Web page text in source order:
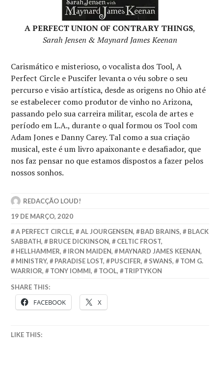
A PERFECT UNION OF CONTRARY THINGS,
Sarah Jensen & Maynard James Keenan
Carismático e misterioso, o vocalista dos Tool, A
Perfect Circle e Puscifer levanta o véu sobre o seu
percurso e visão artística, desde as origens no Ohio até
se estabelecer como produtor de vinho no Arizona,
passando pelo sua carreira militar, escola de artes e
período em L.A., durante o qual formou os Tool com
Adam Jones e Danny Carey. Tal como a sua criação
musical, este é um livro apaixonante e desafiador, que
nos faz pensar no que estamos dispostos a fazer pelos
nossos sonhos.
REDACÇÃO LOUD!
19 DE MARÇO, 2020
A PERFECT CIRCLE, AL JOURGENSEN, BAD BRAINS,
BLACK
SABBATH, BRUCE DICKINSON, CELTIC FROST,
HELLHAMMER, IRON MAIDEN, MAYNARD JAMES KEENAN,
MINISTRY, PARADISE LOST, PUSCIFER, SWANS,
TOM G.
WARRIOR, TONY IOMMI, TOOL, TRIPTYKON
SHARE THIS:
FACEBOOK X
LIKE THIS: